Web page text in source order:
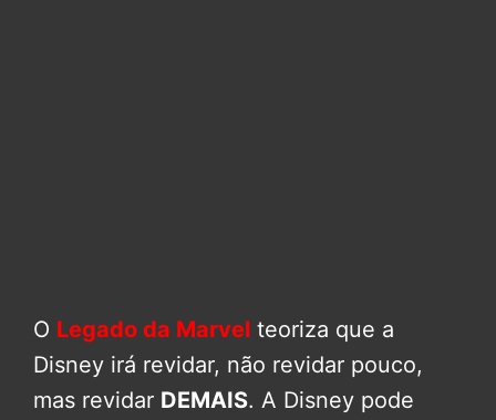
O Legado da Marvel teoriza que a
Disney irá revidar, não revidar pouco,
mas revidar DEMAIS. A Disney pode